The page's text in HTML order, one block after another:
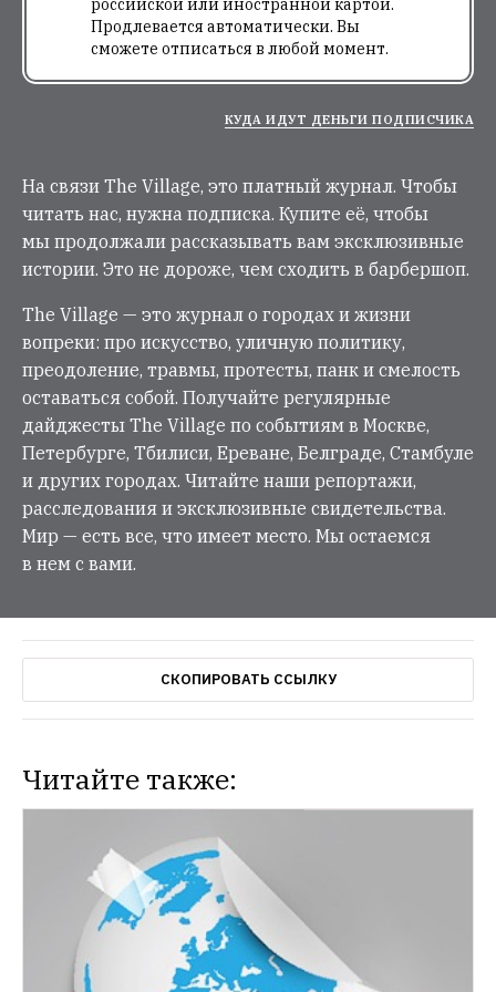
российской или иностранной картой.
Продлевается автоматически. Вы
сможете отписаться в любой момент.
КУДА ИДУТ ДЕНЬГИ ПОДПИСЧИКА
На связи The Village, это платный журнал. Чтобы
читать нас, нужна подписка. Купите её, чтобы
мы продолжали рассказывать вам эксклюзивные
истории. Это не дороже, чем сходить в барбершоп.
The Village — это журнал о городах и жизни
вопреки: про искусство, уличную политику,
преодоление, травмы, протесты, панк и смелость
оставаться собой. Получайте регулярные
дайджесты The Village по событиям в Москве,
Петербурге, Тбилиси, Ереване, Белграде, Стамбуле
и других городах. Читайте наши репортажи,
расследования и эксклюзивные свидетельства.
Мир — есть все, что имеет место. Мы остаемся
в нем с вами.
СКОПИРОВАТЬ ССЫЛКУ
Читайте также: